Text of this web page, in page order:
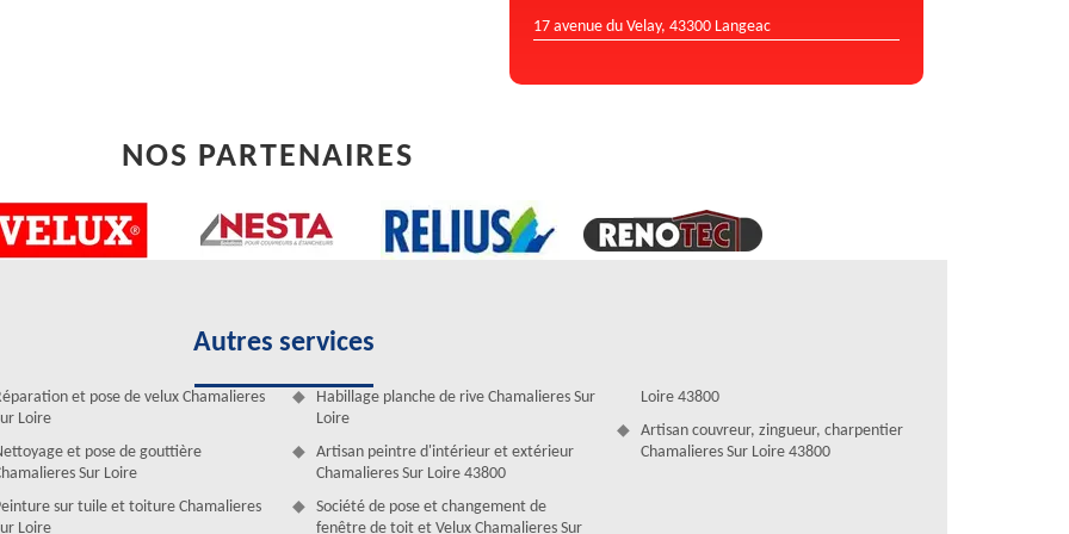
C’est un indice de l’existence d’une infiltration de toiture. Confiez
Ses couvreurs commencent par protéger l’intérieur en posant
se mettent à la recherche de l’origine de la fuite de toiture en
17 avenue du Velay, 43300 Langeac
NOS PARTENAIRES
Autres services
et pose de velux Chamalieres
Loire
et pose de gouttière
Sur Loire
sur tuile et toiture Chamalieres
Loire
Habillage planche de rive Chamalieres Sur
Loire
Artisan peintre d'intérieur et extérieur
Chamalieres Sur Loire 43800
Société de pose et changement de
fenêtre de toit et Velux Chamalieres Sur
Loire 43800
Artisan couvreur, zingueur, charpentier
Chamalieres Sur Loire 43800